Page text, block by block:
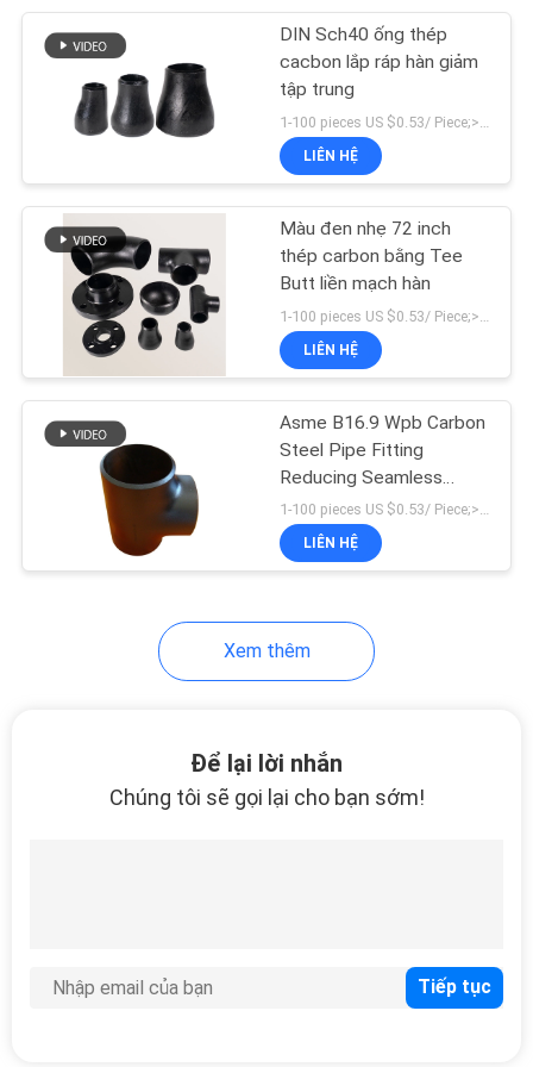
mặt bích cổ hàn
Ổ cắm ống hàn
Trượt trên mặt bích
DIN Sch40 ống thép
cacbon lắp ráp hàn giảm
tập trung
LIÊN HỆ
Màu đen nhẹ 72 inch
thép carbon bằng Tee
Butt liền mạch hàn
LIÊN HỆ
Asme B16.9 Wpb Carbon
Steel Pipe Fitting
Reducing Seamless
Forged Butt Welding Tee1-100 pieces US $0.53/ Piece;>100 pieces US $0.41/ Piece MOQ:1 miếng
LIÊN HỆ
Xem thêm
Để lại lời nhắn
Chúng tôi sẽ gọi lại cho bạn sớm!